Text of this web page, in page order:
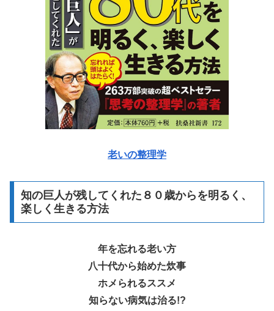
老いの整理学
知の巨人が残してくれた８０歳からを明るく、
楽しく生きる方法
年を忘れる老い方
八十代から始めた炊事
ホメられるススメ
知らない病気は治る!?